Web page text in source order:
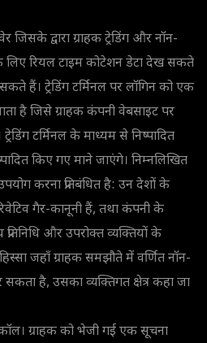
जिसके द्वारा ग्राहक ट्रेडिंग और नॉन-
लिए रियल टाइम कोटेशन डेटा देख सकते
हैं। ट्रेडिंग टर्मिनल पर लॉगिन को एक
है जिसे ग्राहक कंपनी वेबसाइट पर
टर्मिनल के माध्यम से निष्पादित
किए गए माने जाएंगे। निम्नलिखित
करना प्रतिबंधित है: उन देशों के
गैर-कानूनी हैं, तथा कंपनी के
और उपरोक्त व्यक्तियों के
जहाँ ग्राहक समझौते में वर्णित नॉन-
सकता है, उसका व्यक्तिगत क्षेत्र कहा जा
कॉल। ग्राहक को भेजी गई एक सूचना